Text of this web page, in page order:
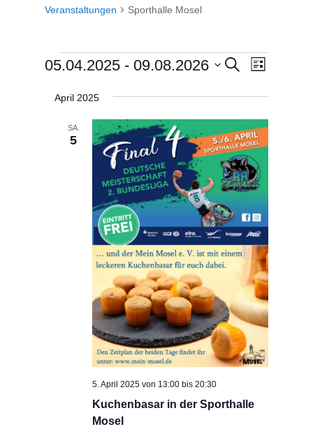
Veranstaltungen Sporthalle Mosel
Veranstaltungen
und
Ansichten,
Navigation
SucheListe
05.04.2025 - 09.08.2026
wählen.
April 2025
SA.
5
Kuchenbasar in der Sporthalle
Mosel
5. April 2025 von 13:00bis20:30